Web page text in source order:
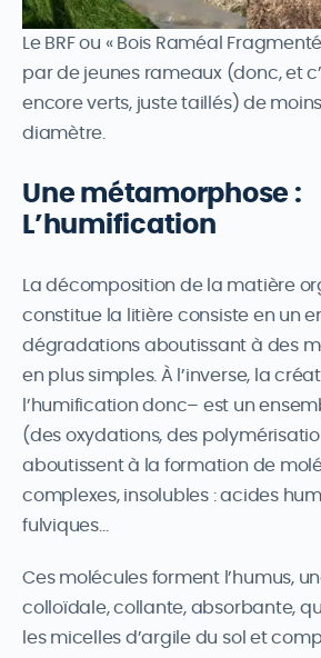
Le BRF ou « Bois Raméal
par de jeunes rameaux (donc, et
encore verts, juste taillés) de
diamètre.
Une métamorphose :
L’humification
La décomposition de la matière
constitue la litière consiste en un
dégradations aboutissant à des
en plus simples. À l’inverse, la
l’humification donc– est un
(des oxydations, des
aboutissent à la formation de
complexes, insolubles : acides
fulviques…
Ces molécules forment l’humus,
colloïdale, collante, absorbante,
les micelles d’argile du sol et